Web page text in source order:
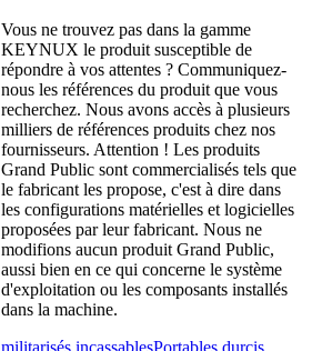
Vous ne trouvez pas dans la gamme
KEYNUX le produit susceptible de
répondre à vos attentes ? Communiquez-
nous les références du produit que vous
recherchez. Nous avons accès à plusieurs
milliers de références produits chez nos
fournisseurs. Attention ! Les produits
Grand Public sont commercialisés tels que
le fabricant les propose, c'est à dire dans
les configurations matérielles et logicielles
proposées par leur fabricant. Nous ne
modifions aucun produit Grand Public,
aussi bien en ce qui concerne le système
d'exploitation ou les composants installés
dans la machine.